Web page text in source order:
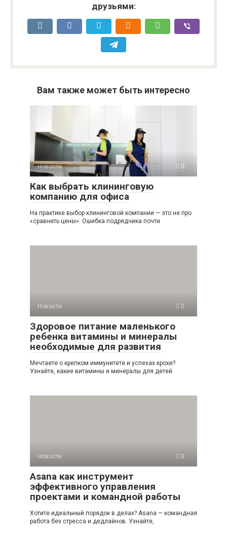
друзьями:
Вам также может быть интересно
Новости 0
Как выбрать клининговую
компанию для офиса
На практике выбор клининговой компании — это не про
«сравнить цены». Ошибка подрядчика почти
Новости 0
Здоровое питание маленького
ребенка витамины и минералы
необходимые для развития
Мечтаете о крепком иммунитете и успехах крохи?
Узнайте, какие витамины и минералы для детей
Новости 0
Asana как инструмент
эффективного управления
проектами и командной работы
Хотите идеальный порядок в делах? Asana — командная
работа без стресса и дедлайнов. Узнайте,